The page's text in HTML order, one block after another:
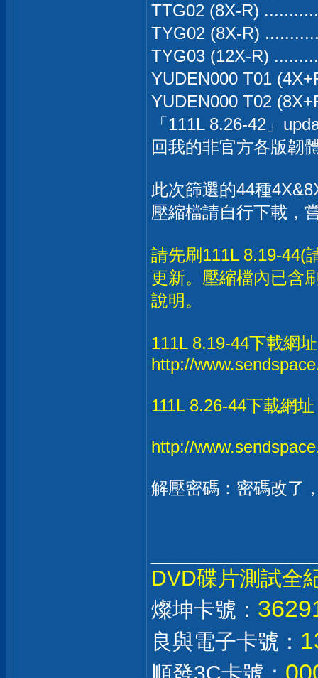
TTG02 (8X-R)
TYG02 (8X-R)
TYG03 (12X-R)
YUDEN000 T01
YUDEN000 T02
「111L 8.26-42」
回我的非官方各版韌
此次篩選的44種
壓縮檔請自行下載，
請先刷111L 8.19-44(
更新。壓縮檔內已含
說明。
111L 8.19-44下載網
http://
111L 8.26-44下載網
http://
解壓密碼：密碼改了
DVD碟片測試全
燦坤卡號：
良與電子卡號：